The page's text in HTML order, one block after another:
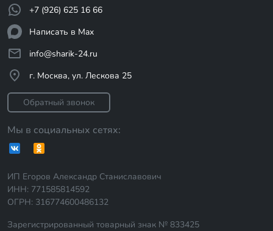
+7 (926) 625 16 66
Написать в Max
info@sharik-24.ru
г. Москва, ул. Лескова 25
Обратный звонок
Мы в социальных сетях:
ИП Егоров Александр Станиславович
ИНН: 771585814592
ОГРН: 316774600486132
Зарегистрированный товарный знак № 833425